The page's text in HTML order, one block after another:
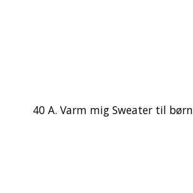
40 A. Varm mig Sweater til børn